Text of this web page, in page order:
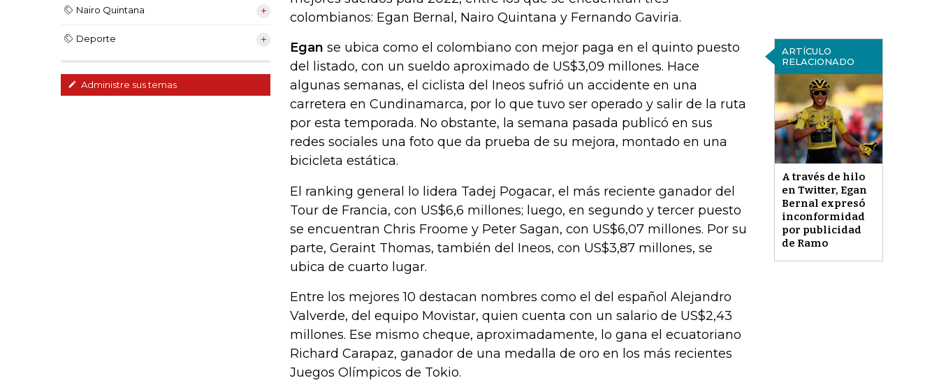
Nairo Quintana
Deporte
Administre sus temas
colombianos: Egan Bernal, Nairo Quintana y Fernando Gaviria.
ARTÍCULO
RELACIONADO
A través de hilo
en Twitter, Egan
Bernal expresó
inconformidad
por publicidad
de Ramo
Egan se ubica como el colombiano con mejor paga en el quinto puesto
del listado, con un sueldo aproximado de US$3,09 millones. Hace
algunas semanas, el ciclista del Ineos sufrió un accidente en una
carretera en Cundinamarca, por lo que tuvo ser operado y salir de la ruta
por esta temporada. No obstante, la semana pasada publicó en sus
redes sociales una foto que da prueba de su mejora, montado en una
bicicleta estática.
El ranking general lo lidera Tadej Pogacar, el más reciente ganador del
Tour de Francia, con US$6,6 millones; luego, en segundo y tercer puesto
se encuentran Chris Froome y Peter Sagan, con US$6,07 millones. Por su
parte, Geraint Thomas, también del Ineos, con US$3,87 millones, se
ubica de cuarto lugar.
Entre los mejores 10 destacan nombres como el del español Alejandro
Valverde, del equipo Movistar, quien cuenta con un salario de US$2,43
millones. Ese mismo cheque, aproximadamente, lo gana el ecuatoriano
Richard Carapaz, ganador de una medalla de oro en los más recientes
Juegos Olímpicos de Tokio.